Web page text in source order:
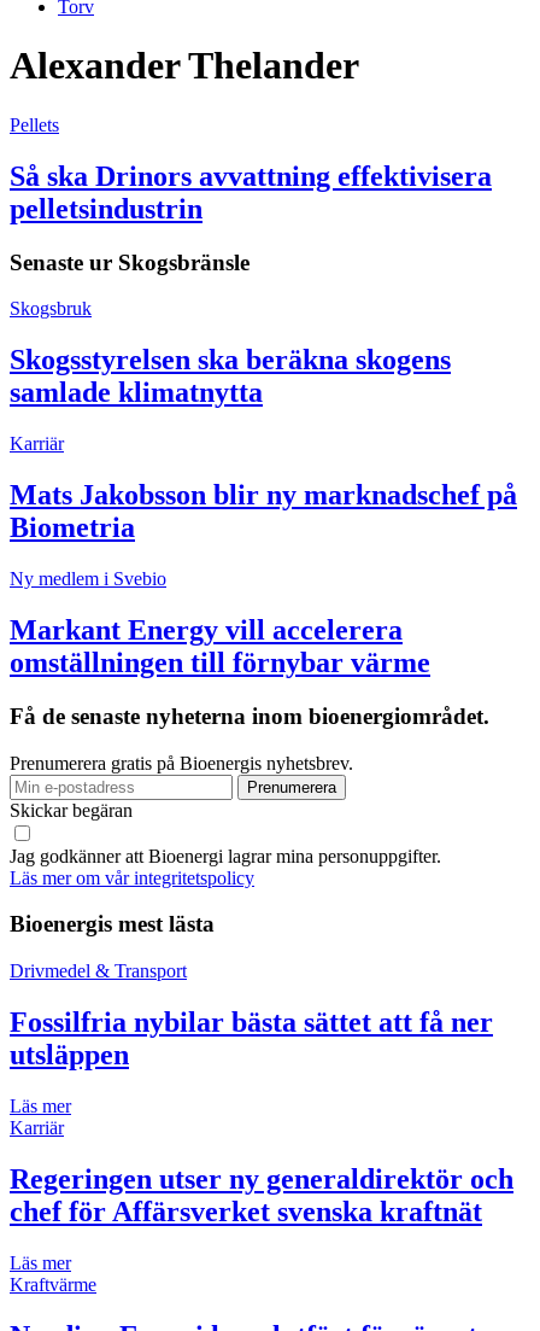
Torv
Alexander Thelander
Pellets
Så ska Drinors avvattning effektivisera
pelletsindustrin
Senaste ur Skogsbränsle
Skogsbruk
Skogsstyrelsen ska beräkna skogens
samlade klimatnytta
Karriär
Mats Jakobsson blir ny marknadschef på
Biometria
Ny medlem i Svebio
Markant Energy vill accelerera
omställningen till förnybar värme
Få de senaste nyheterna inom bioenergiområdet.
Prenumerera gratis på Bioenergis nyhetsbrev.
Skickar begäran
Jag godkänner att Bioenergi lagrar mina personuppgifter.
Läs mer om vår integritetspolicy
Bioenergis mest lästa
Drivmedel & Transport
Fossilfria nybilar bästa sättet att få ner
utsläppen
Läs mer
Karriär
Regeringen utser ny generaldirektör och
chef för Affärsverket svenska kraftnät
Läs mer
Kraftvärme